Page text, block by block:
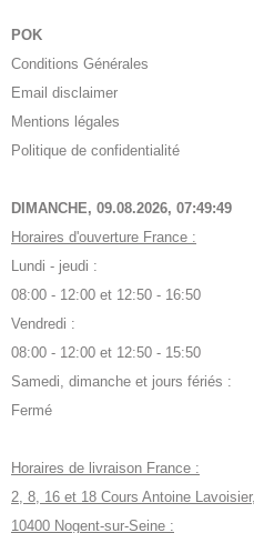
POK
Conditions Générales
Email disclaimer
Mentions légales
Politique de confidentialité
DIMANCHE, 09.08.2026, 07:49:49
Horaires d'ouverture France :
Lundi - jeudi :
08:00 - 12:00 et 12:50 - 16:50
Vendredi :
08:00 - 12:00 et 12:50 - 15:50
Samedi, dimanche et jours fériés :
Fermé
Horaires de livraison France :
2, 8, 16 et 18 Cours Antoine Lavoisier,
10400 Nogent-sur-Seine :